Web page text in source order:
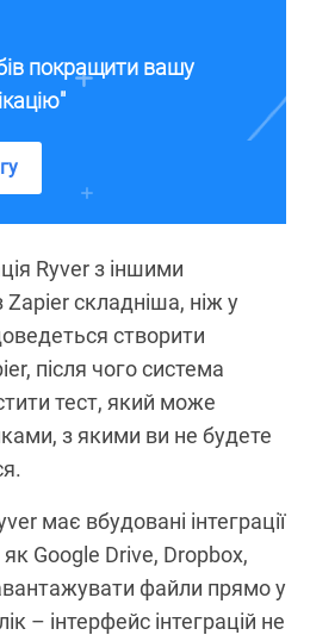
покращити вашу
Ryver з іншими
складніша, ніж у
створити
після чого система
тест, який може
з якими ви не будете
має вбудовані інтеграції
Google Drive, Dropbox,
файли прямо у
– інтерфейс інтеграцій не